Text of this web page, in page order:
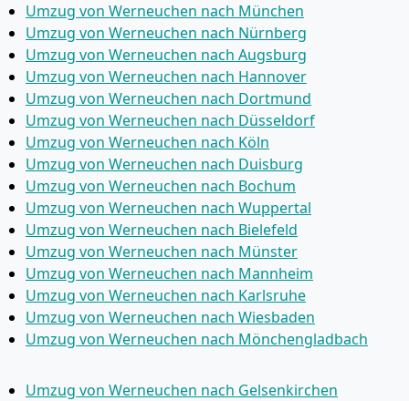
Umzug von Werneuchen nach München
Umzug von Werneuchen nach Nürnberg
Umzug von Werneuchen nach Augsburg
Umzug von Werneuchen nach Hannover
Umzug von Werneuchen nach Dortmund
Umzug von Werneuchen nach Düsseldorf
Umzug von Werneuchen nach Köln
Umzug von Werneuchen nach Duisburg
Umzug von Werneuchen nach Bochum
Umzug von Werneuchen nach Wuppertal
Umzug von Werneuchen nach Bielefeld
Umzug von Werneuchen nach Münster
Umzug von Werneuchen nach Mannheim
Umzug von Werneuchen nach Karlsruhe
Umzug von Werneuchen nach Wiesbaden
Umzug von Werneuchen nach Mönchen­gladbach
Umzug von Werneuchen nach Gelsenkirchen